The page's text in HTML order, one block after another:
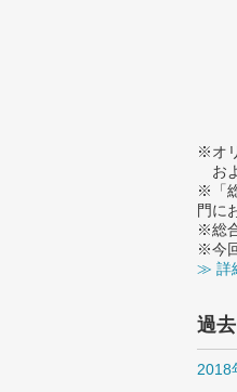
※オ
お
※「
門に
※総
※今
≫ 詳
過
2018